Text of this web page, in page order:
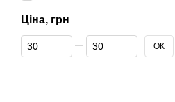
Ціна, грн
Від Ціна, грн
До Ціна, грн ОК